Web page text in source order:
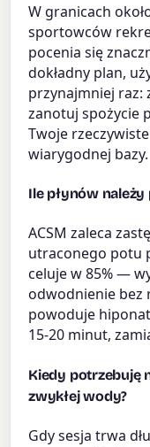
W granicach
sportowców
pocenia się
dokładny plan,
przynajmniej raz:
zanotuj spożycie
Twoje
wiarygodnej bazy.
Ile płynów
ACSM zaleca
utraconego potu
celuje w 85% —
odwodnienie bez
powoduje
15-20 minut,
Kiedy potrzebuję
zwykłej wody?
Gdy sesja trwa